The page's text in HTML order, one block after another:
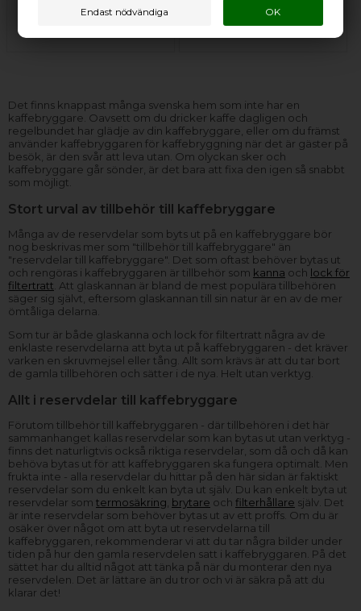
Tillbehör &
Övriga delar
Det finns knappast många svenska hem som inte har en
kaffebryggare. Oavsett om du dricker kaffe dagligen och
regelbundet har glädje av din kaffebryggare, eller om du främst
använder kaffebryggaren för kaffebryggning när det är gäster på
besök, är den svår att leva utan. Om olyckan sker och
kaffebryggare går sönder, är det bara att fixa den igen så snabbt
som möjligt.
Stort urval av tillbehör till kaffebryggare
Många av de reservdelar som byts ut på en kaffebryggare bör
nog beskrivas mer som "tillbehör till kaffebryggare" än
"reservdelar till kaffebryggare". Det som oftast behöver bytas ut
och rengöras i kaffebryggaren är tillbehör som kanna och lock för
filtertratt . Att glaskannan är bland de mest populära tillbehören
säger sig självt, eftersom glaskannan till sin natur är en av de mer
ömtåliga delarna.
Som tur är både glaskanna och lock för filtertratt några av de
enklaste reservdelarna att byta ut på kaffebryggaren - det kräver
varken en skruvmejsel eller tång. Allt som krävs är att du tar bort
de gamla tillbehören och sätter i de nya. Helt utan verktyg.
Allt i reservdelar till kaffebryggare
Förutom tillbehör till kaffebryggaren - där tillbehören i det här
sammanhanget kallas reservdelar som kan bytas ut utan verktyg -
finns det naturligtvis också riktiga reservdelar, som då och då kan
behöva bytas ut för att kaffebryggaren ska fungera optimalt. Men
frukta inte - alla reservdelar du hittar på den här sidan är faktiskt
reservdelar som du enkelt kan byta ut själv. Du kan enkelt byta ut
reservdelar som termosäkring brytare och filterhållare själv. Det
är inte reservdelar som behöver bytas ut av ett proffs. Om du är
osäker över något om att byta ut reservdelarna till
kaffebryggaren, rekommenderar vi att du tar några bilder under
tiden på hur den gamla reservdelen satt i kaffebryggaren. På det
sättet har du alltid något att tänka på när du monterar den nya
reservdelen. Det är lättare än du tror och vi är säkra på att du
klarar det!